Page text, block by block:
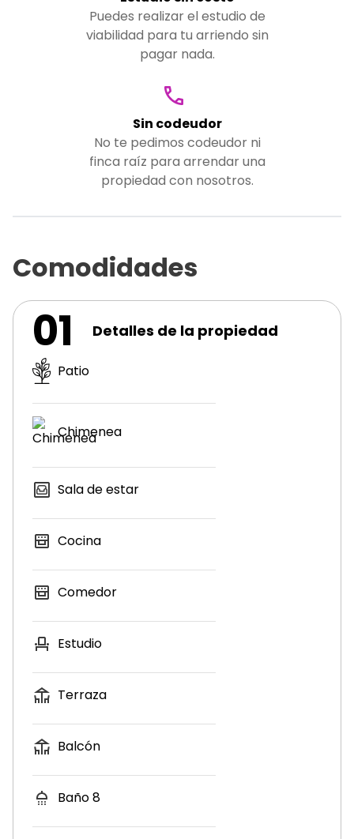
Puedes realizar el estudio de
viabilidad para tu arriendo sin
pagar nada.
Sin codeudor
No te pedimos codeudor ni
finca raíz para arrendar una
propiedad con nosotros.
Comodidades
01 Detalles de la propiedad
Patio
Chimenea
Sala de estar
Cocina
Comedor
Estudio
Terraza
Balcón
Baño8